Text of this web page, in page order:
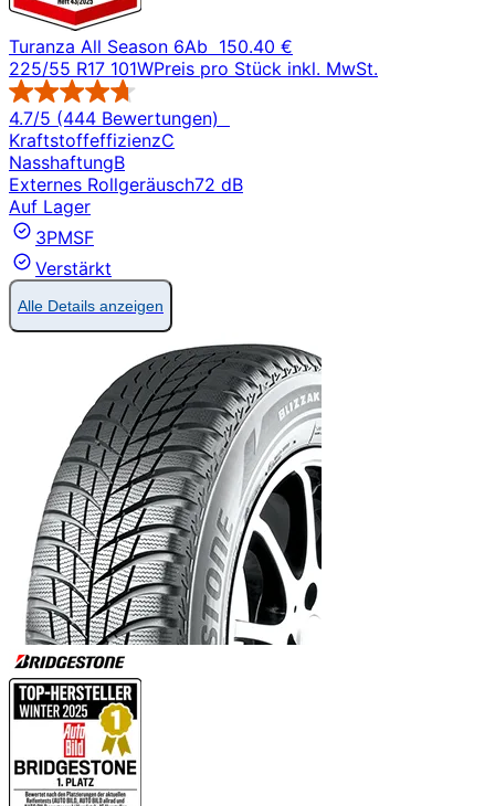
Turanza All Season 6Ab 150.40 €
225/55 R17 101WPreis pro Stück inkl. MwSt.
4.7/5 (444 Bewertungen)
KraftstoffeffizienzC
NasshaftungB
Externes Rollgeräusch72 dB
Auf Lager
3PMSF
Verstärkt
Alle Details anzeigen